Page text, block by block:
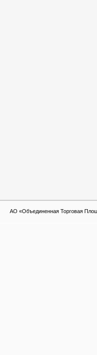
АО «Объединенная Торговая